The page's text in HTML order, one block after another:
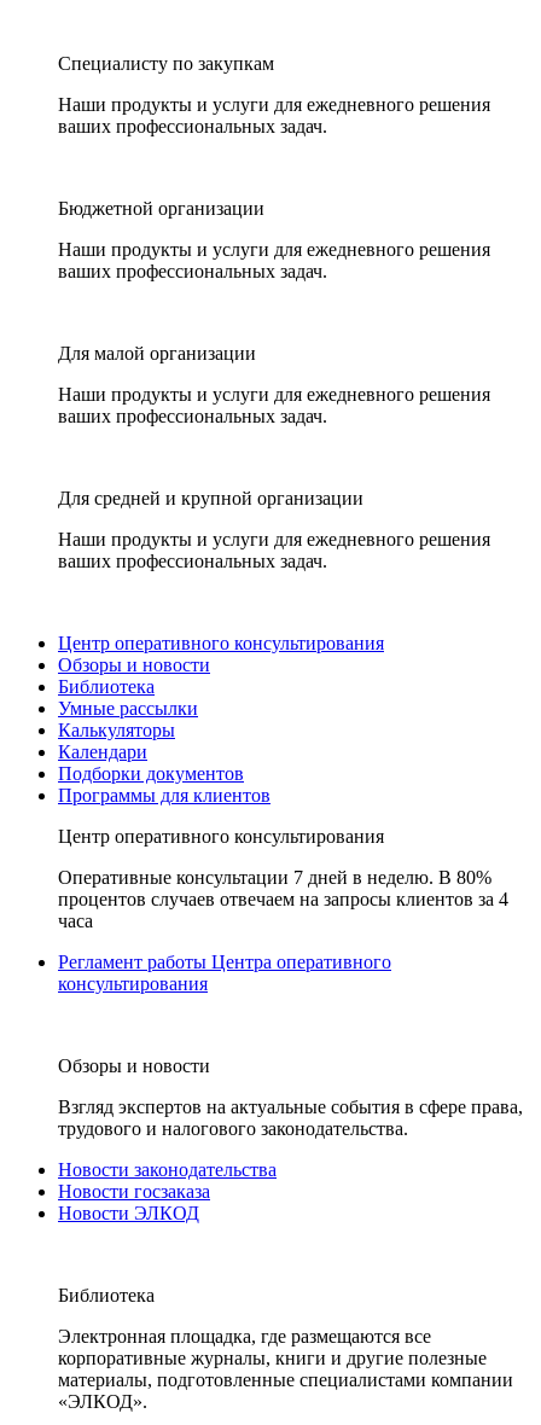
Специалисту по закупкам
Наши продукты и услуги для ежедневного решения
ваших профессиональных задач.
Бюджетной организации
Наши продукты и услуги для ежедневного решения
ваших профессиональных задач.
Для малой организации
Наши продукты и услуги для ежедневного решения
ваших профессиональных задач.
Для средней и крупной организации
Наши продукты и услуги для ежедневного решения
ваших профессиональных задач.
Центр оперативного консультирования
Обзоры и новости
Библиотека
Умные рассылки
Калькуляторы
Календари
Подборки документов
Программы для клиентов
Центр оперативного консультирования
Оперативные консультации 7 дней в неделю. В 80%
процентов случаев отвечаем на запросы клиентов за 4
часа
Регламент работы Центра оперативного
консультирования
Обзоры и новости
Взгляд экспертов на актуальные события в сфере права,
трудового и налогового законодательства.
Новости законодательства
Новости госзаказа
Новости ЭЛКОД
Библиотека
Электронная площадка, где размещаются все
корпоративные журналы, книги и другие полезные
материалы, подготовленные специалистами компании
«ЭЛКОД».